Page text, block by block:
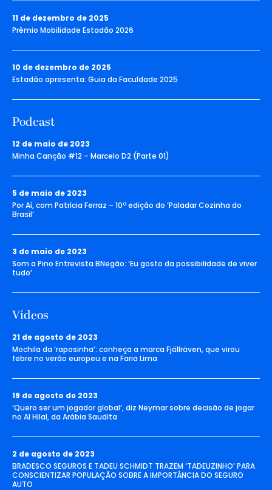
11 de dezembro de 2025
Prêmio Mobilidade Estadão 2026
10 de dezembro de 2025
Estadão apresenta: Guia da Faculdade 2025
Podcast
12 de maio de 2023
Minha Canção #12 – Marcelo D2 (Parte 01)
5 de maio de 2023
Por Aí, com Patrícia Ferraz – 10ª edição do ‘Paladar Cozinha do
Brasil’
3 de maio de 2023
Som a Pino Entrevista BNegão: ‘Eu gosto da possibilidade de viver
tudo’
Vídeos
21 de agosto de 2023
Mochila da ‘raposinha’: conheça a marca Fjällräven, que virou
febre no verão europeu e na Faria Lima
19 de agosto de 2023
‘Quero ser um jogador global’, diz Neymar sobre decisão de jogar
no Al Hilal, da Arábia Saudita
2 de agosto de 2023
BRADESCO SEGUROS E TADEU SCHMIDT TRAZEM ‘TADEUZINHO’ PARA
CONSCIENTIZAR POPULAÇÃO SOBRE A IMPORTÂNCIA DO SEGURO
AUTO